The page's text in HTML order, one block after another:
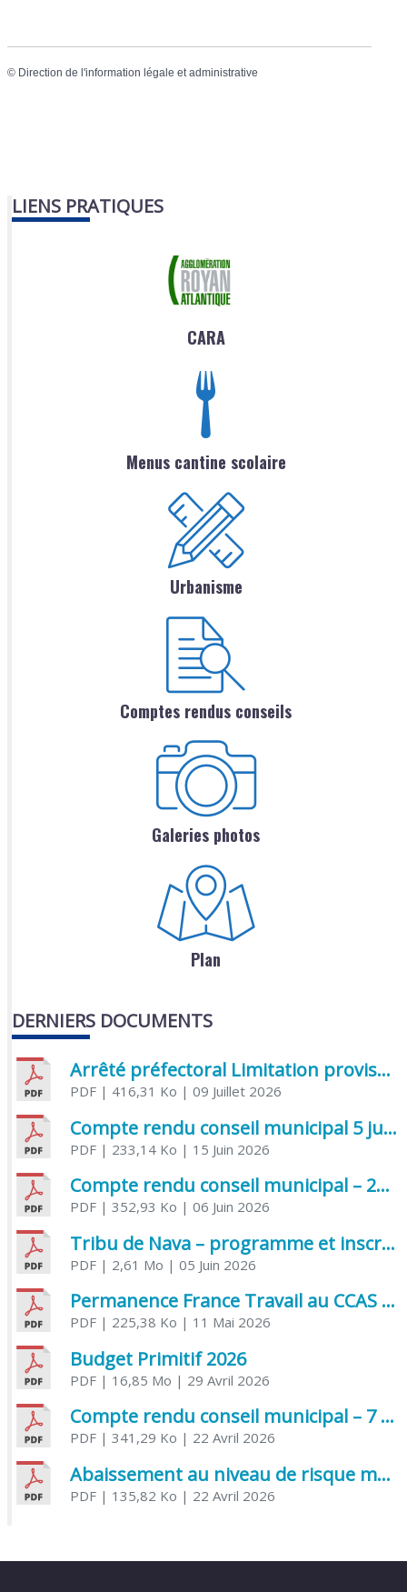
© Direction de l'information légale et administrative
LIENS PRATIQUES
CARA
Menus cantine scolaire
Urbanisme
Comptes rendus conseils
Galeries photos
Plan
DERNIERS DOCUMENTS
Arrêté préfectoral Limitation provisoire des usages de l’eau
PDF| 416,31 Ko | 09 Juillet 2026
Compte rendu conseil municipal 5 juin 2026 sénatoriale
PDF| 233,14 Ko | 15 Juin 2026
Compte rendu conseil municipal – 21 avril 2026
PDF| 352,93 Ko | 06 Juin 2026
Tribu de Nava – programme et inscriptions été 2026
PDF| 2,61 Mo | 05 Juin 2026
Permanence France Travail au CCAS de Saujon Juin 2026
PDF| 225,38 Ko | 11 Mai 2026
Budget Primitif 2026
PDF| 16,85 Mo | 29 Avril 2026
Compte rendu conseil municipal – 7 avril 2026
PDF| 341,29 Ko | 22 Avril 2026
Abaissement au niveau de risque modéré de l’Influenza aviaire
PDF| 135,82 Ko | 22 Avril 2026